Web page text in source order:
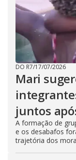
DO R7/17/07/2026
Mari
juntos
A formação de
e os desabafos
trajetória dos